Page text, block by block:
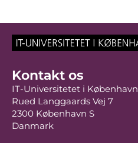
Kontakt os
IT-Universitetet i København
Rued Langgaards Vej 7
2300 København S
Danmark